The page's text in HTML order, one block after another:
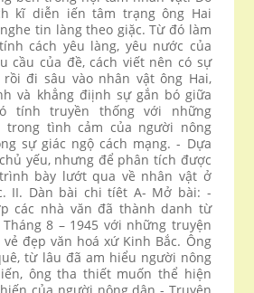
kĩ diễn iến tâm trạng ông Hai
tin làng theo giặc. Từ đó làm
cách yêu làng, yêu nước của
cầu của đề, cách viết nên có sự
đi sâu vào nhân vật ông Hai,
và khẳng điịnh sự gắn bó giữa
tính truyền thống với những
trong tình cảm của người nông
sự giác ngộ cách mạng. - Dựa
yếu, nhưng để phân tích được
bày lướt qua về nhân vật ở
II. Dàn bài chi tíêt A- Mở bài: -
các nhà văn đã thành danh từ
8 – 1945 với những truyện
đẹp văn hoá xứ Kinh Bắc. Ông
từ lâu đã am hiểu người nông
ông tha thiết muốn thể hiện